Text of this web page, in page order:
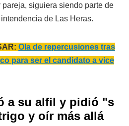
siguiera siendo parte de
de Las Heras.
Ola de repercusiones tras
para ser el candidato a vice
a su alfil y pidió "s
y oír más allá